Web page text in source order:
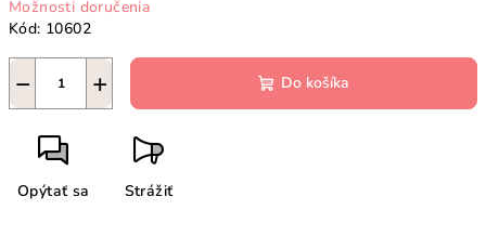
Možnosti doručenia
Kód: 10602
+
− Do košíka
Opýtať sa Strážiť